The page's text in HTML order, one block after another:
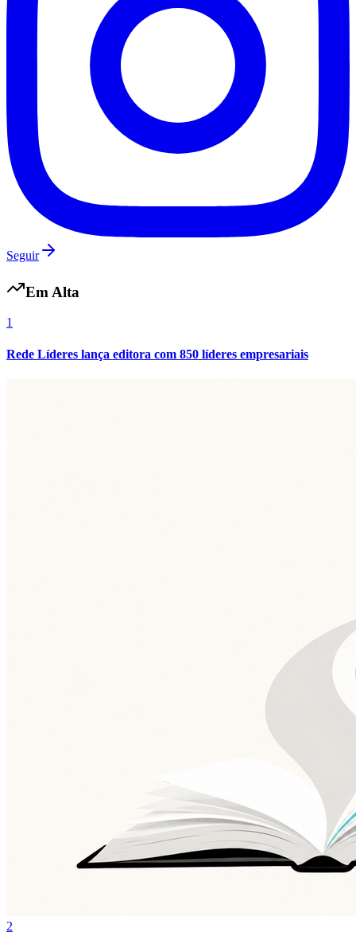
Botafogo
Seguir
Em Alta
1
Rede Líderes lança editora com 850 líderes empresariais
2